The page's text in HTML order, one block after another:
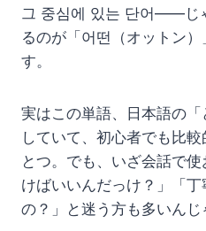
그 중심에 있는 단어——じ
るのが「어떤（オットン
す。
実はこの単語、日本語の
していて、初心者でも比
とつ。でも、いざ会話で
けばいいんだっけ？」「
の？」と迷う方も多いんじ